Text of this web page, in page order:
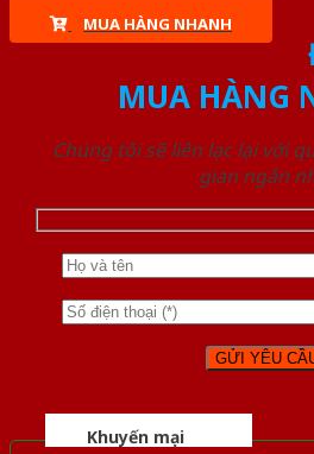
MUA HÀNG NHANH
MUA HÀNG
Chúng tôi sẽ liên lạc lại với
gian ngắn
Khuyến mại